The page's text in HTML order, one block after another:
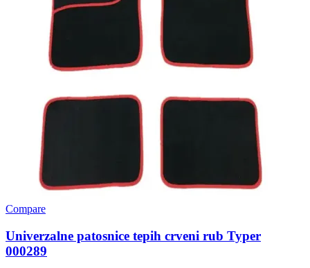
Compare
Univerzalne patosnice tepih crveni rub Typer
000289